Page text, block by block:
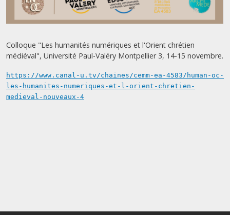
Colloque "Les humanités numériques et l'Orient chrétien
médiéval", Université Paul-Valéry Montpellier 3, 14-15 novembre.
https://www.canal-u.tv/chaines/cemm-ea-4583/human-oc-
les-humanites-numeriques-et-l-orient-chretien-
medieval-nouveaux-4